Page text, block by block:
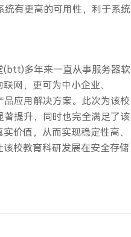
有更高的可用性，利于系统
(btt)多年来一直从事服务器软
网，更可为中小企业、
应用解决方案。此次为该校
提升，同时也完全满足了该
价值，从而实现稳定性高、
校教育科研发展在安全存储